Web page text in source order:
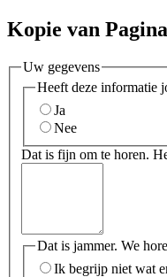
Kopie van
Uw gegevens
Heeft deze informatie
Ja
Nee
Dat is fijn om te horen.
Dat is jammer. We
Ik begrijp niet wat